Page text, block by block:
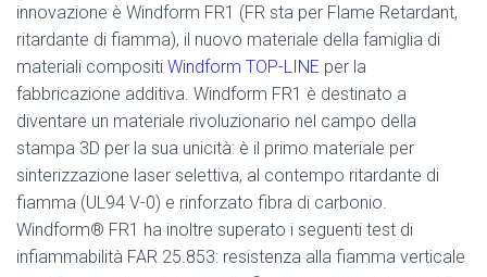
innovazione è Windform FR1 (FR sta per Flame Retardant,
ritardante di fiamma), il nuovo materiale della famiglia di
materiali compositi Windform TOP-LINE per la
fabbricazione additiva. Windform FR1 è destinato a
diventare un materiale rivoluzionario nel campo della
stampa 3D per la sua unicità: è il primo materiale per
sinterizzazione laser selettiva, al contempo ritardante di
fiamma (UL94 V-0) e rinforzato fibra di carbonio.
Windform® FR1 ha inoltre superato i seguenti test di
infiammabilità FAR 25.853: resistenza alla fiamma verticale